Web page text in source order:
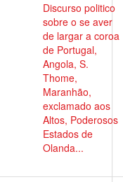
Discurso politico
sobre o se aver
de largar a coroa
de Portugal,
Angola, S.
Thome,
Maranhão,
exclamado aos
Altos, Poderosos
Estados de
Olanda...